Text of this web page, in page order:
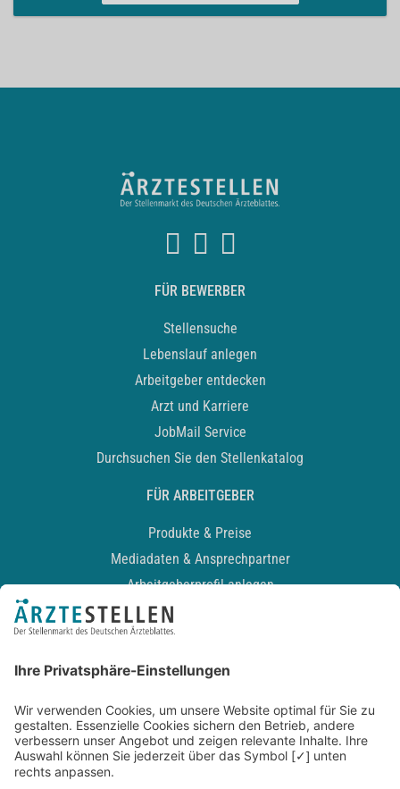
FÜR BEWERBER
Stellensuche
Lebenslauf anlegen
Arbeitgeber entdecken
Arzt und Karriere
JobMail Service
Durchsuchen Sie den Stellenkatalog
FÜR ARBEITGEBER
Produkte & Preise
Mediadaten & Ansprechpartner
Arbeitgeberprofil anlegen
Recruiting-Podcast
Kontakt
Datenschutz
Newsletter